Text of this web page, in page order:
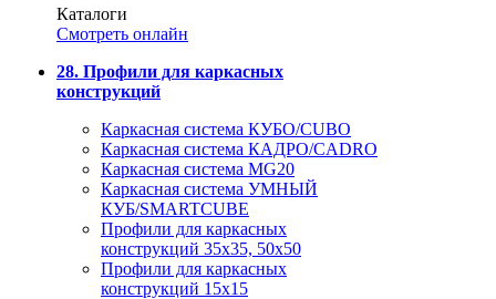
Каталоги
Смотреть онлайн
28. Профили для каркасных
конструкций
Каркасная система КУБО/CUBO
Каркасная система КАДРО/CADRO
Каркасная система MG20
Каркасная система УМНЫЙ
КУБ/SMARTCUBE
Профили для каркасных
конструкций 35x35, 50x50
Профили для каркасных
конструкций 15х15